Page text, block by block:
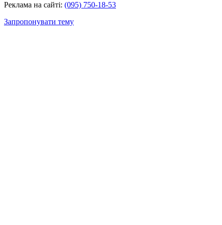
Реклама на сайті: (095) 750-18-53
Запропонувати тему